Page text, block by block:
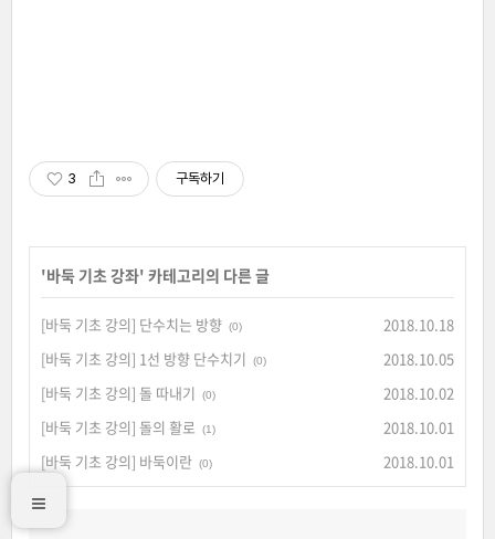
3 구독하기
'바둑 기초 강좌' 카테고리의 다른 글
[바둑 기초 강의] 단수치는 방향 (0)
2018.10.18
[바둑 기초 강의] 1선 방향 단수치기
(0)
2018.10.05
[바둑 기초 강의] 돌 따내기
(0)
2018.10.02
[바둑 기초 강의] 돌의 활로
(1)
2018.10.01
[바둑 기초 강의] 바둑이란 (0) 2018.10.01